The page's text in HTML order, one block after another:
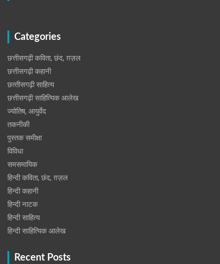
Categories
छत्तीसगढ़ी कविता, छंद, ग़ज़ल
छत्तीसगढ़ी कहानी
छत्‍तीसगढ़ी साहित्‍य
छत्तीसगढ़ी साहित्यिक आलेख
ज्योतिष, आयुर्वेद
तकनीकी
पुस्‍तक समीक्षा
विविधा
समसमायिक
हिन्दी कविता, छंद, ग़ज़ल
हिन्दी कहानी
हिन्‍दी नाटक
हिन्दी साहित्य
हिन्दी साहित्यिक आलेख
Recent Posts